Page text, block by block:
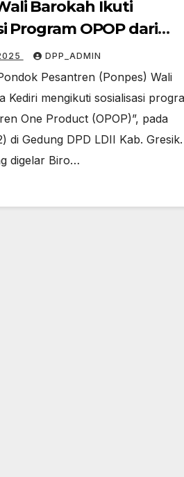
Barokah Ikuti
Program OPOP dari
JatimDPP_ADMIN
Pesantren (Ponpes) Wali
Kediri mengikuti sosialisasi
One Product (OPOP)”, pada
di Gedung DPD LDII Kab. Gresik.
digelar Biro…